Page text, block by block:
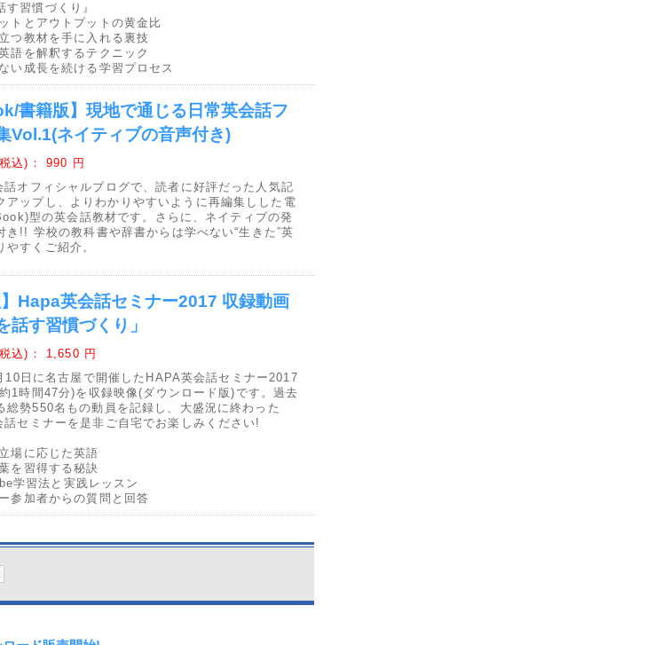
す習慣づくり』
トとアウトプットの黄金比
つ教材を手に入れる裏技
語を解釈するテクニック
い成長を続ける学習プロセス
書籍版】現地で通じる日常英会話フ
Vol.1(ネイティブの音声付き)
込)： 990 円
話オフィシャルブログで、読者に好評だった人気記
アップし、よりわかりやすいように再編集しした電
型の英会話教材です。さらに、ネイティブの発
き!! 学校の教科書や辞書からは学べない“生きた”英
やすくご紹介。
】Hapa英会話セミナー2017 収録動画
話す習慣づくり」
込)： 1,650 円
10日に名古屋で開催したHAPA英会話セミナー2017
1時間47分)を収録映像(ダウンロード版)です。過去
総勢550名もの動員を記録し、大盛況に終わった
話セミナーを是非ご自宅でお楽しみください!
場に応じた英語
を習得する秘訣
学習法と実践レッスン
参加者からの質問と回答